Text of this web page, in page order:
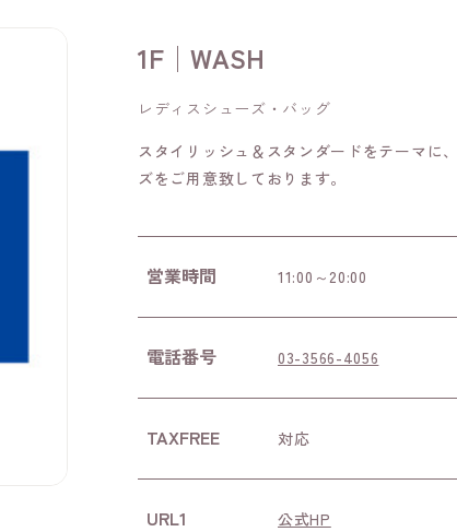
1F│WASH
レディスシューズ・バッグ
スタイリッシュ＆スタンダードをテーマに
ズをご用意致しております。
営業時間 11:00～20:00
電話番号 03-3566-4056
TAXFREE 対応
URL1 公式HP